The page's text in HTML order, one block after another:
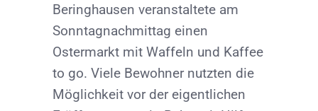
Beringhausen veranstaltete am
Sonntagnachmittag einen
Ostermarkt mit Waffeln und Kaffee
to go. Viele Bewohner nutzten die
Möglichkeit vor der eigentlichen